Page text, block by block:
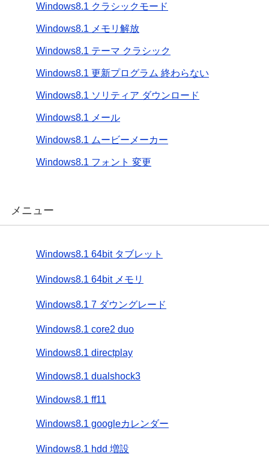
Windows8.1 クラシックモード
Windows8.1 メモリ解放
Windows8.1 テーマ クラシック
Windows8.1 更新プログラム 終わらない
Windows8.1 ソリティア ダウンロード
Windows8.1 メール
Windows8.1 ムービーメーカー
Windows8.1 フォント 変更
メニュー
Windows8.1 64bit タブレット
Windows8.1 64bit メモリ
Windows8.1 7 ダウングレード
Windows8.1 core2 duo
Windows8.1 directplay
Windows8.1 dualshock3
Windows8.1 ff11
Windows8.1 googleカレンダー
Windows8.1 hdd 増設